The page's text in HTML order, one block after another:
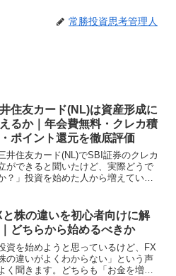
常勝投資思考管理人
住友カード(NL)は資産形成に
るか｜年会費無料・クレカ積
ポイント還元を徹底評価
三井住友カード(NL)でSBI証券のクレカ
ができると聞いたけど、実際どうで
？」投資を始めた人から増えている
トが貯まる仕組みです。同じ積立額
、クレカ積立...
と株の違いを初心者向けに解
どちらから始めるべきか
投資を始めようと思っているけど、FX
の違いがよくわからない」という声
く聞きます。どちらも「お金を増や